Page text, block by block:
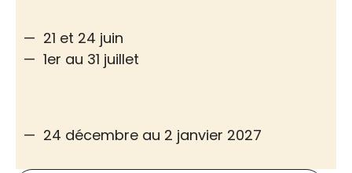
21 et 24 juin
1er au 31 juillet
24 décembre au 2 janvier 2027